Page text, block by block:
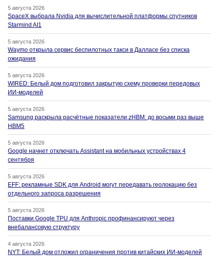
5 августа 2026
SpaceX выбрала Nvidia для вычислительной платформы спутников
Starmind AI1
5 августа 2026
Waymo открыла сервис беспилотных такси в Далласе без списка
ожидания
5 августа 2026
WIRED: Белый дом подготовил закрытую схему проверки передовых
ИИ-моделей
5 августа 2026
Samsung раскрыла расчётные показатели zHBM: до восьми раз выше
HBM5
5 августа 2026
Google начнет отключать Assistant на мобильных устройствах 4
сентября
5 августа 2026
EFF: рекламные SDK для Android могут передавать геолокацию без
отдельного запроса разрешения
5 августа 2026
Поставки Google TPU для Anthropic профинансируют через
внебалансовую структуру
4 августа 2026
NYT: Белый дом отложил ограничения против китайских ИИ-моделей